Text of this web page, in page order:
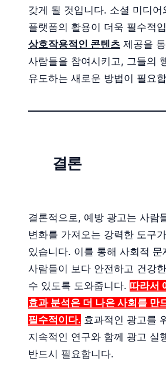
갖게 될 것입니다. 소셜 미디어
플랫폼의 활용이 더욱 필수적
상호작용적인 콘텐츠 제공을
사람들을 참여시키고, 그들의
유도하는 새로운 방법이 필요
결론
결론적으로, 예방 광고는 사람
변화를 가져오는 강력한 도구
있습니다. 이를 통해 사회적 문
사람들이 보다 안전하고 건강
수 있도록 도와줍니다. 따라서
효과 분석은 더 나은 사회를 만
필수적이다. 효과적인 광고를
지속적인 연구와 함께 광고 실
반드시 필요합니다.